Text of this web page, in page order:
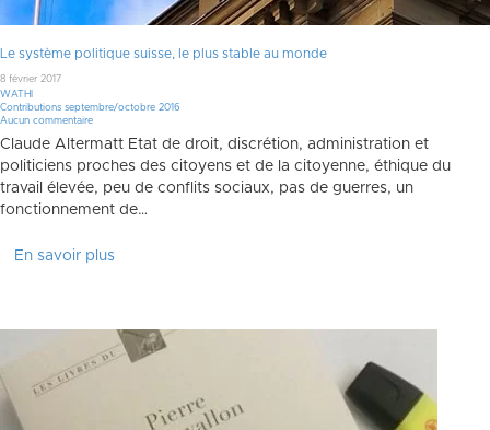
Le système politique suisse, le plus stable au monde
8 février 2017
WATHI
Contributions septembre/octobre 2016
Aucun commentaire
Claude Altermatt Etat de droit, discrétion, administration et
politiciens proches des citoyens et de la citoyenne, éthique du
travail élevée, peu de conflits sociaux, pas de guerres, un
fonctionnement de…
En savoir plus